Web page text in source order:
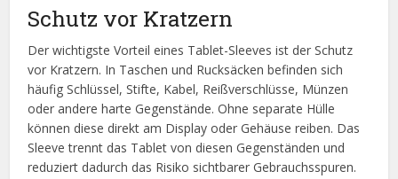
Schutz vor Kratzern
Der wichtigste Vorteil eines Tablet-Sleeves ist der Schutz
vor Kratzern. In Taschen und Rucksäcken befinden sich
häufig Schlüssel, Stifte, Kabel, Reißverschlüsse, Münzen
oder andere harte Gegenstände. Ohne separate Hülle
können diese direkt am Display oder Gehäuse reiben. Das
Sleeve trennt das Tablet von diesen Gegenständen und
reduziert dadurch das Risiko sichtbarer Gebrauchsspuren.